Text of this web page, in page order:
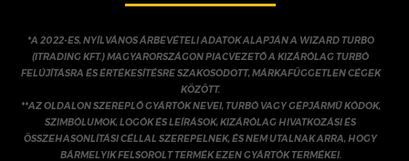
*A 2022-ES, NYÍLVÁNOS ÁRBEVÉTELI ADATOK ALAPJÁN A WIZARD TURBO
(ITRADING KFT.) MAGYARORSZÁGON PIACVEZETŐ A KIZÁRÓLAG TURBÓ
FELÚJÍTÁSRA ÉS ÉRTÉKESÍTÉSRE SZAKOSODOTT, MÁRKAFÜGGETLEN CÉGEK
KÖZÖTT.
**AZ OLDALON SZEREPLŐ GYÁRTÓK NEVEI, TURBÓ VAGY GÉPJÁRMŰ KÓDOK,
SZIMBÓLUMOK, LOGÓK ÉS LEÍRÁSOK, KIZÁRÓLAG HIVATKOZÁSI ÉS
ÖSSZEHASONLÍTÁSI CÉLLAL SZEREPELNEK, ÉS NEM UTALNAK ARRA, HOGY
BÁRMELYIK FELSOROLT TERMÉK EZEN GYÁRTÓK TERMÉKEI.